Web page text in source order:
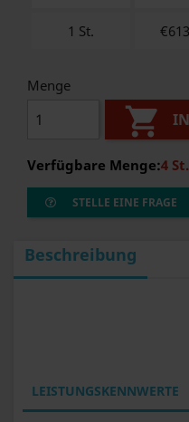
1 St.
Menge

Verfügbare Menge:4 St.
STELLE EINE FRAGE
Beschreibung
LEISTUNGSKENNWERTE